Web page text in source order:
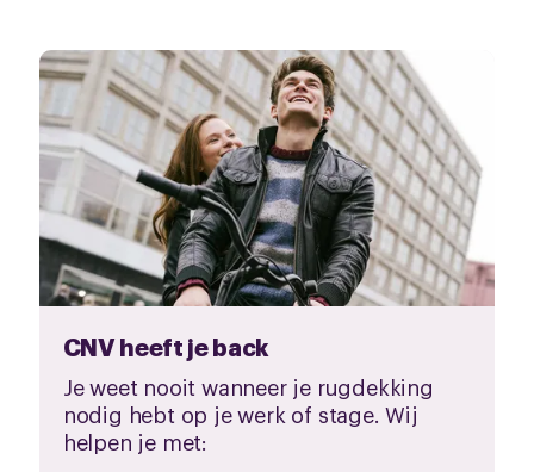
CNV heeft je back
Je weet nooit wanneer je rugdekking
nodig hebt op je werk of stage. Wij
helpen je met: